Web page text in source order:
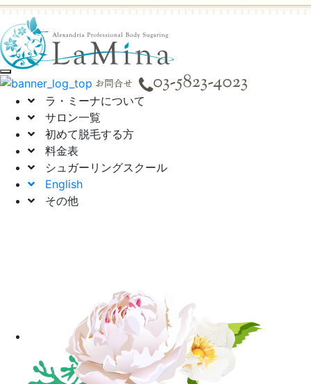
toggle navigation
ラ・ミーナについて
サロン一覧
初めて脱毛する方
料金表
シュガーリングスクール
English
その他